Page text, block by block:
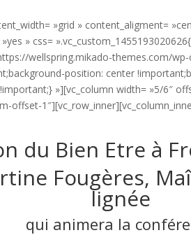
»grid » content_aligment=
» css=
wellspring.mikado-themes.com/
position: center
»][vc_column width= »5/6″
offset-
du Bien Etre à
Fougères,
lignée
qui animera la